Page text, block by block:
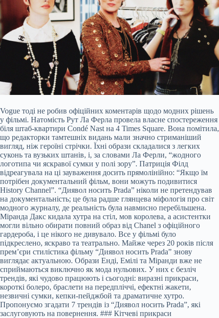
Vogue тоді не робив офіційних коментарів щодо модних рішень
у фільмі. Натомість Рут Ла Ферла провела власне спостереження
біля штаб-квартири Condé Nast на 4 Times Square. Вона помітила,
що редакторки тамтешніх видань мали значно стриманіший
вигляд, ніж героїні стрічки. Їхні образи складалися з легких
суконь та вузьких штанів, і, за словами Ла Ферли, “жодного
логотипа чи яскравої сумки у полі зору”. Патриція Філд
відреагувала на ці зауваження досить прямолінійно: “Якщо їм
потрібен документальний фільм, вони можуть подивитися
History Channel”. “Диявол носить Prada” ніколи не претендував
на документальність; це була радше глянцева міфологія про світ
модного журналу, де реальність була навмисно перебільшена.
Міранда Дакс кидала хутра на стіл, мов королева, а асистентки
могли вільно обирати повний образ від Chanel з офіційного
гардероба, і це нікого не дивувало. Все у фільмі було
підкреслено, яскраво та театрально. Майже через 20 років після
прем’єри стилістика фільму “Диявол носить Prada” знову
виглядає актуальною. Образи Енді, Емілі та Міранди вже не
сприймаються виключно як мода нульових. У них є безліч
трендів, які чудово працюють і сьогодні: виразні прикраси,
короткі болеро, браслети на передпліччі, ефектні жакети,
незвичні сумки, кепки-пейджбой та драматичне хутро.
Пропонуємо згадати 7 трендів із “Диявол носить Prada”, які
заслуговують на повернення. ### Кітчеві прикраси